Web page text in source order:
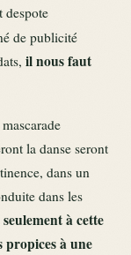
despote
de publicité
il nous faut
la danse seront
dans un
dans les
à cette
propices à une